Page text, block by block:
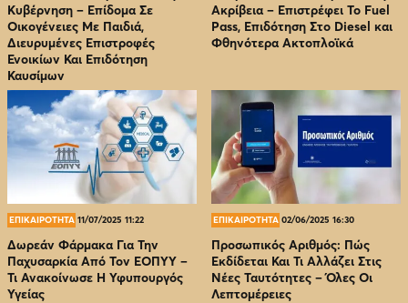
Κυβέρνηση – Επίδομα Σε
Οικογένειες Με Παιδιά,
Διευρυμένες Επιστροφές
Ενοικίων Και Επιδότηση
Καυσίμων
Ακρίβεια – Επιστρέφει Το Fuel
Pass, Επιδότηση Στο Diesel και
Φθηνότερα Ακτοπλοϊκά
ΕΠΙΚΑΙΡΟΤΗΤΑ 11/07/2025 11:22
Δωρεάν Φάρμακα Για Την
Παχυσαρκία Από Τον EOΠΥΥ –
Τι Ανακοίνωσε Η Υφυπουργός
Υγείας
ΕΠΙΚΑΙΡΟΤΗΤΑ 02/06/2025 16:30
Προσωπικός Αριθμός: Πώς
Εκδίδεται Και Τι Αλλάζει Στις
Νέες Ταυτότητες – Όλες Οι
Λεπτομέρειες